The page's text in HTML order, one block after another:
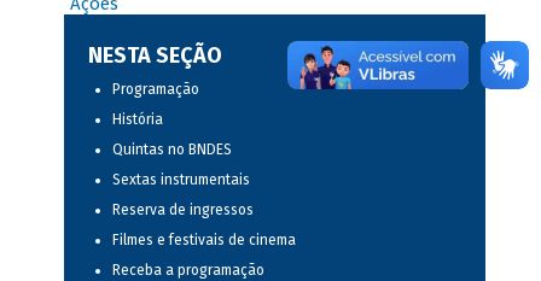
NESTA SEÇÃO
Programação
História
Quintas no BNDES
Sextas instrumentais
Reserva de ingressos
Filmes e festivais de cinema
Receba a programação